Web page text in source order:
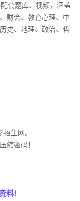
套题库、视频，涵盖
财会、教育心理、中
史、地理、政治、哲
生网。
缩密码！
料!